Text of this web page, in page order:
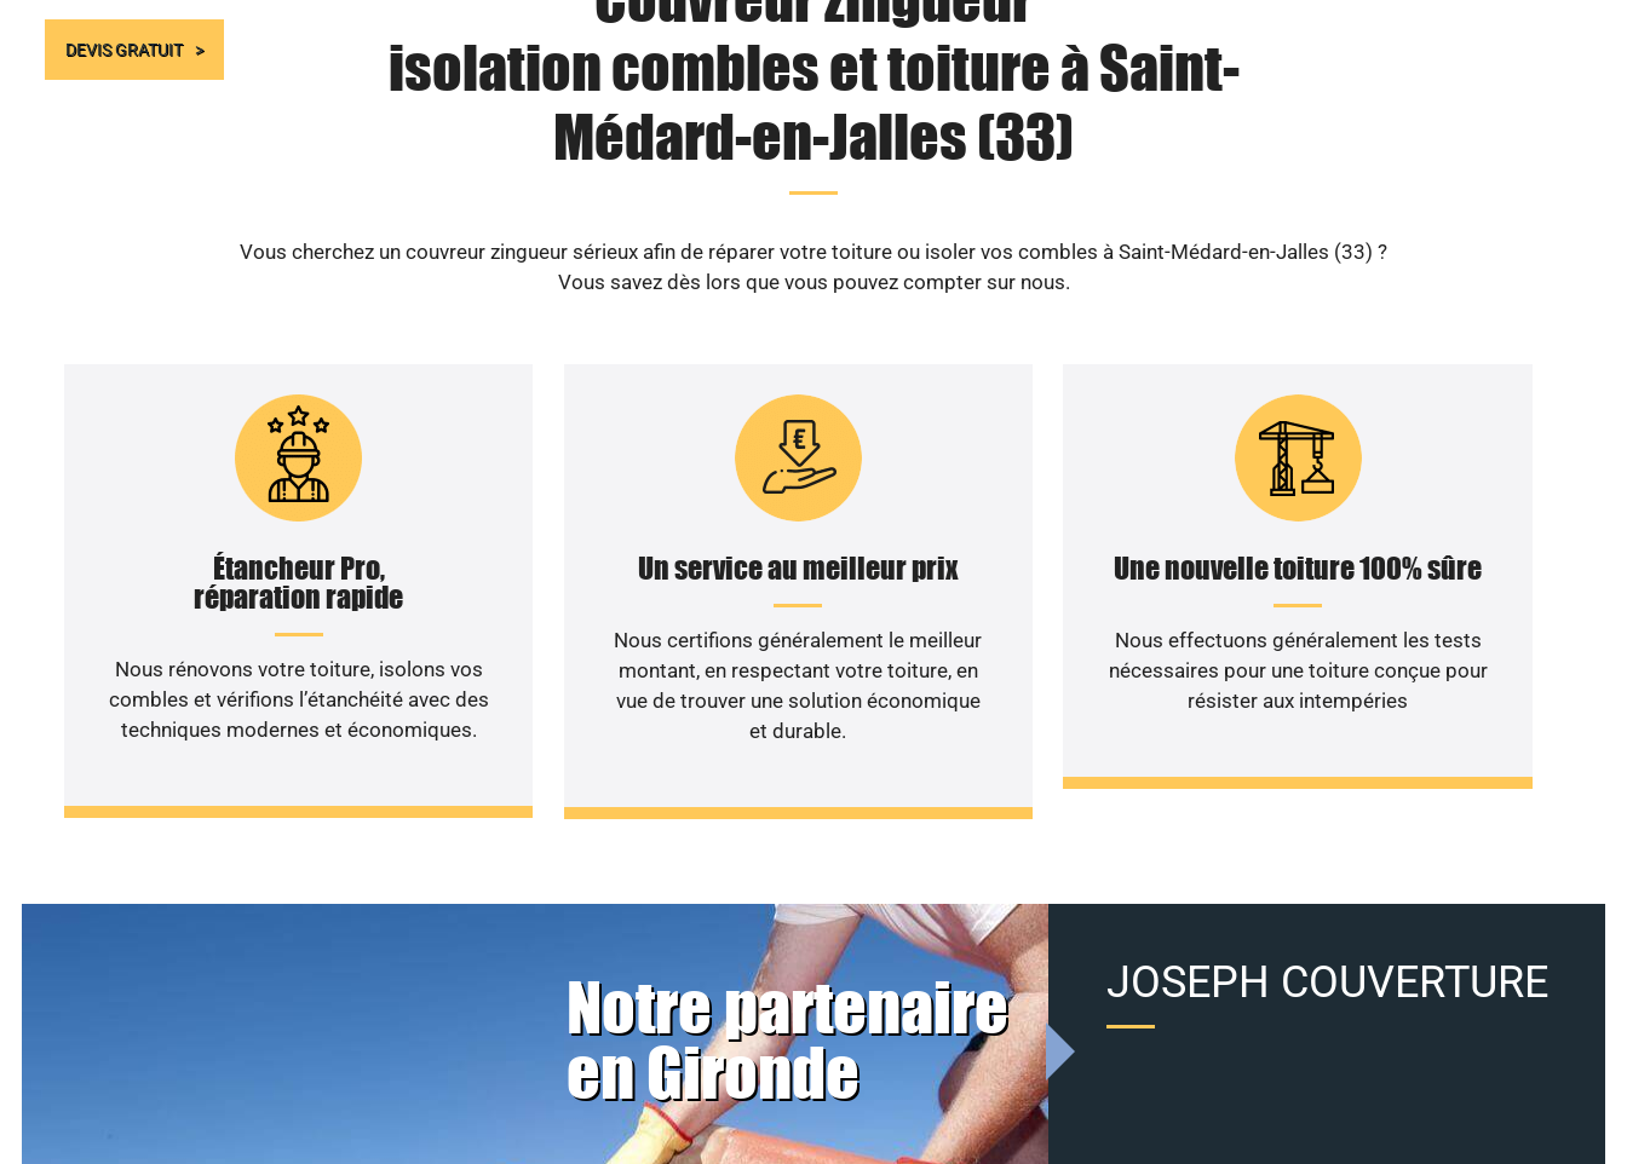
DEVIS GRATUIT
isolation combles et toiture à Saint-
Médard-en-Jalles (33)
Vous cherchez un couvreur zingueur sérieux afin de réparer votre toiture ou isoler vos combles à Saint-Médard-en-Jalles (33) ?
Vous savez dès lors que vous pouvez compter sur nous.
Étancheur Pro,
réparation rapide
Nous rénovons votre toiture, isolons vos
combles et vérifions l’étanchéité avec des
techniques modernes et économiques.
Un service au meilleur prix
Nous certifions généralement le meilleur
montant, en respectant votre toiture, en
vue de trouver une solution économique
et durable.
Une nouvelle toiture 100% sûre
Nous effectuons généralement les tests
nécessaires pour une toiture conçue pour
résister aux intempéries
Notre partenaire
en Gironde
JOSEPH COUVERTURE